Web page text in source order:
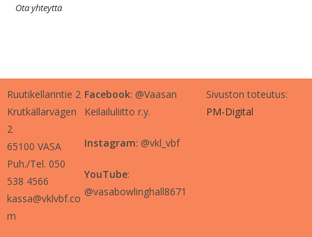
Ota yhteyttä
Ruutikellarintie 2
Krutkällarvägen
2
65100 VASA
Puh./Tel. 050
538 4566
kassa@vklvbf.co
m
Facebook: @Vaasan
Keilailuliitto r.y.
Instagram: @vkl_vbf
YouTube:
@vasabowlinghall8671
Sivuston toteutus:
PM-Digital